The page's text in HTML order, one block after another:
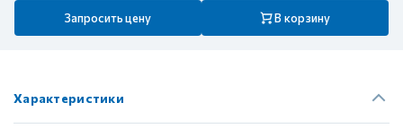
Запросить цену В корзину
Характеристики